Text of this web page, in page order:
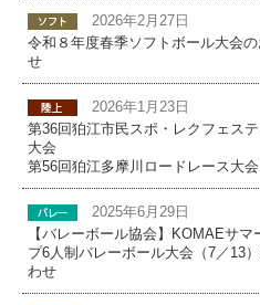
2026年2月27日
令和８年度春季ソフトボール大会の
せ
2026年1月23日
第36回狛江市民スポ・レクフェス
大会
第56回狛江多摩川ロードレース大
2025年6月29日
【バレーボール協会】KOMAEサマ
プ6人制バレーボール大会（7／13
わせ